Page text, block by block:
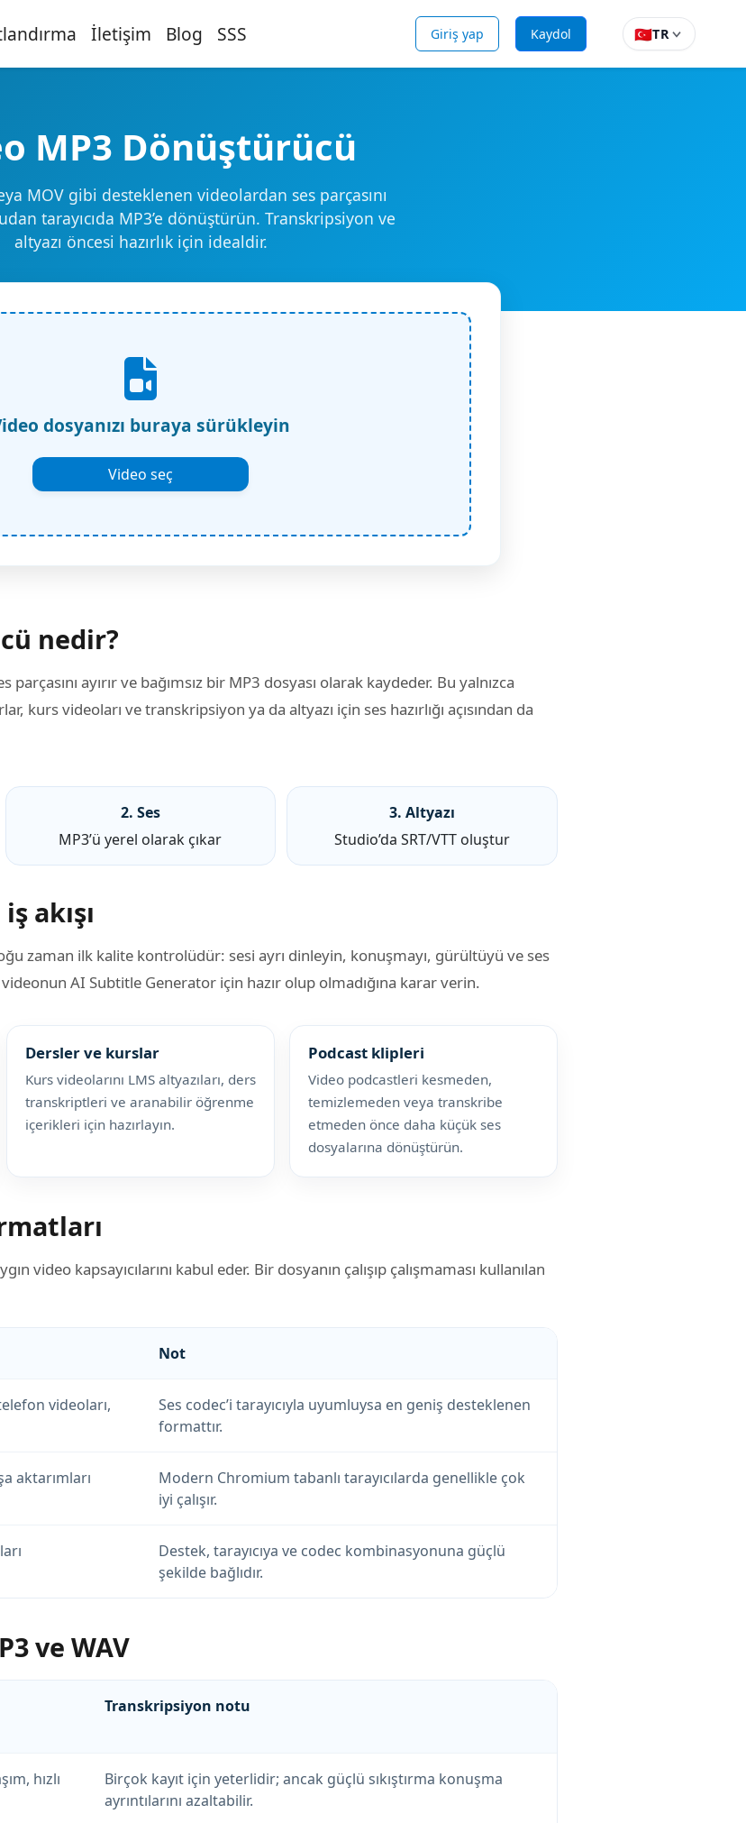
İletişim Blog SSS Giriş yap Kaydol 🇹🇷TR
MP3 Dönüştürücü
MOV gibi desteklenen videolardan ses parçasını
tarayıcıda MP3’e dönüştürün. Transkripsiyon ve
altyazı öncesi hazırlık için idealdir.
dosyanızı buraya sürükleyin
Video seç
nedir?
ayırır ve bağımsız bir MP3 dosyası olarak kaydeder. Bu yalnızca
kurs videoları ve transkripsiyon ya da altyazı için ses hazırlığı açısından da
2. Ses
MP3’ü yerel olarak çıkar
3. Altyazı
Studio’da SRT/VTT oluştur
akışı
zaman ilk kalite kontrolüdür: sesi ayrı dinleyin, konuşmayı, gürültüyü ve ses
AI Subtitle Generator için hazır olup olmadığına karar verin.
Dersler ve kurslar
Kurs videolarını LMS altyazıları, ders
transkriptleri ve aranabilir öğrenme
içerikleri için hazırlayın.
Podcast klipleri
Video podcastleri kesmeden,
temizlemeden veya transkribe
etmeden önce daha küçük ses
dosyalarına dönüştürün.
video kapsayıcılarını kabul eder. Bir dosyanın çalışıp çalışmaması kullanılan
Not
videoları,
Ses codec’i tarayıcıyla uyumluysa en geniş desteklenen
formattır.
aktarımları
Modern Chromium tabanlı tarayıcılarda genellikle çok
iyi çalışır.
Destek, tarayıcıya ve codec kombinasyonuna güçlü
şekilde bağlıdır.
ve WAV
Transkripsiyon notu
hızlı
Birçok kayıt için yeterlidir; ancak güçlü sıkıştırma konuşma
ayrıntılarını azaltabilir.